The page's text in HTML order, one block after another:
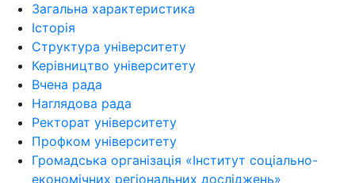
Загальна характеристика
Історія
Структура університету
Керівництво університету
Вчена рада
Наглядова рада
Ректорат університету
Профком університету
Громадська організація «Інститут соціально-
економічних регіональних досліджень»